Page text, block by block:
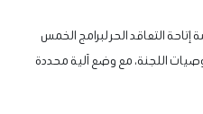
إتاحة التعاقد الحر لبرامج الخمس
اللجنة، مع وضع آلية محددة